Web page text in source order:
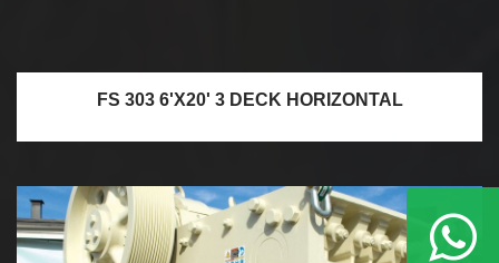
FS 303 6'X20' 3 DECK HORIZONTAL